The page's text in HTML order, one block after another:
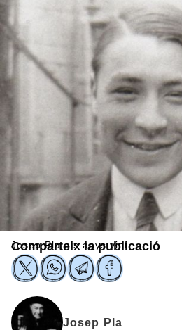
Josep Pla als anys vint
Comparteix la publicació
Josep Pla